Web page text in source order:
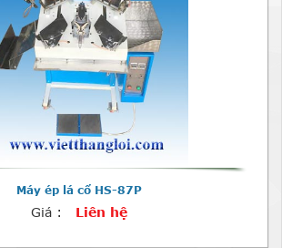
Máy ép lá cổ HS-87P
Giá : Liên hệ